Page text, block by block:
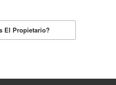
El Propietario?